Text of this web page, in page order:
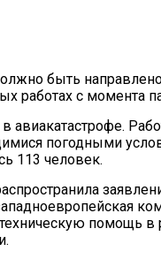
быть
работах с момента
погодными
113 человек.
помощь в